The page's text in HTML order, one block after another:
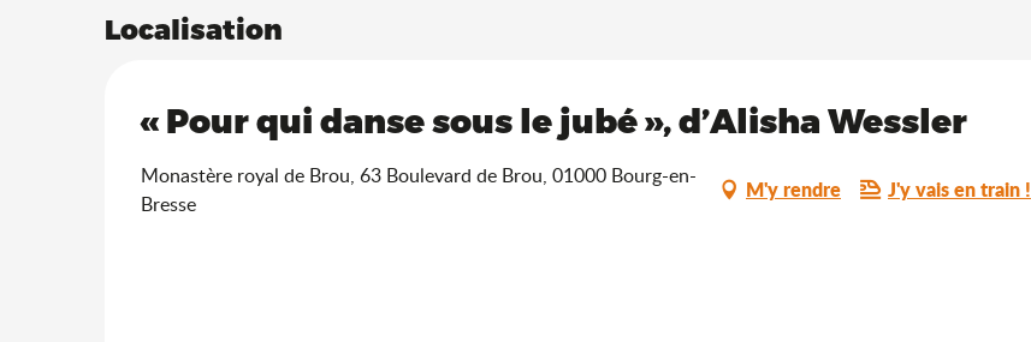
Localisation
« Pour qui danse sous le jubé », d’Alisha Wessler
Monastère royal de Brou, 63 Boulevard de Brou, 01000 Bourg-en-
Bresse
M'y rendre J'y vais en train !